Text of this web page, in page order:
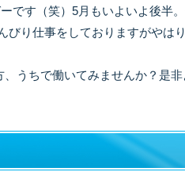
です（笑）5月もいよいよ後半
びり仕事をしておりますがやは
うちで働いてみませんか？是非